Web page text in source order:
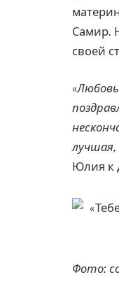
Самир.
своей
лучшая,
Юлия к
Фото: